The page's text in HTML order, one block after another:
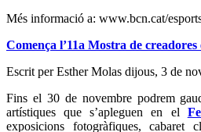
Més informació a: www.bcn.cat/
Comença l’11a Mostra de creadores
Escrit per Esther Molas dijous, 3 de
Fins el 30 de novembre podrem
artístiques que s’apleguen en el
exposicions fotogràfiques, cabaret